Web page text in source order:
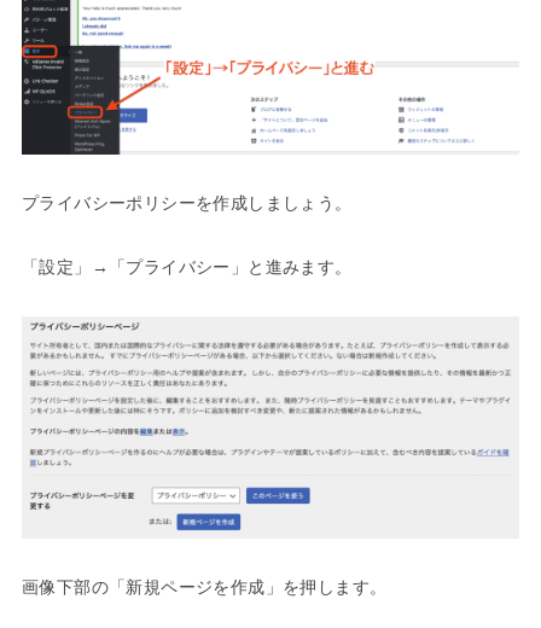
プライバシーポリシーを作成しましょう。
「設定」→「プライバシー」と進みます。
画像下部の「新規ページを作成」を押します。